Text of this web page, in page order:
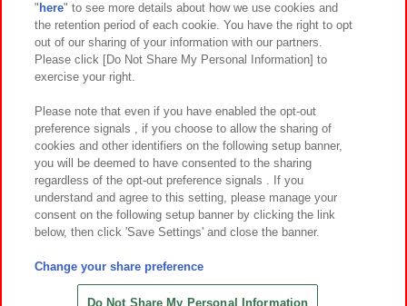
関連会社 サステナビリティ サイトポリシー
プライバシーポリシー ウェブアクセシビリティ方針と検証結果
お取引先さまとともに
カスタマーハラスメント対応方針 よくあるご質問・お問い合わせ
©Bandai Namco Amusement Inc.
©Bandai Namco Amusement Lab Inc.
©HANAYASHIKI Co., Ltd. All Rights Reserved.
" here" to see more details about how we use cookies and
the retention period of each cookie. You have the right to opt
out of our sharing of your information with our partners.
Please click [Do Not Share My Personal Information] to
exercise your right.
Please note that even if you have enabled the opt-out
preference signals , if you choose to allow the sharing of
cookies and other identifiers on the following setup banner,
you will be deemed to have consented to the sharing
regardless of the opt-out preference signals . If you
understand and agree to this setting, please manage your
consent on the following setup banner by clicking the link
below, then click 'Save Settings' and close the banner.
Change your share preference
Do Not Share My Personal Information